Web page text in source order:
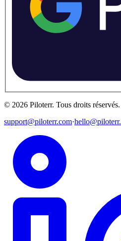
© 2026 Piloterr. Tous droits réservés.
support@piloterr.com·